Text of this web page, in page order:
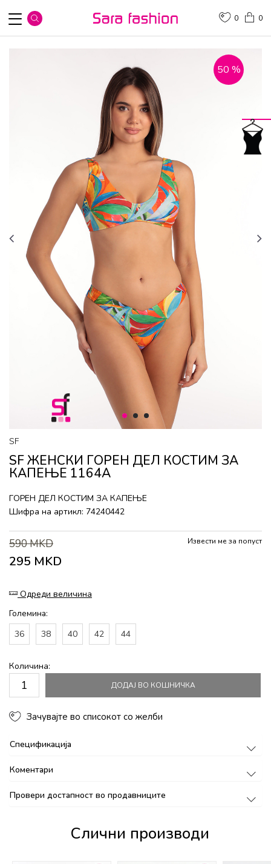
0
0
1 2 3
50 %
SF
SF ЖЕНСКИ ГОРEН ДЕЛ КОСТИМ ЗА
КАПЕЊЕ 1164A
ГОРEН ДЕЛ КОСТИМ ЗА КАПЕЊЕ
Шифра на артикл: 74240442
590MKD
295 MKD
Извести ме за попуст
Одреди величина
Големина:
36
38 40 42 44
Количина:
ДОДАЈ ВО КОШНИЧКА
Зачувајте во списокот со желби
Спецификација
Коментари
Провери достапност во продавниците
Слични производи